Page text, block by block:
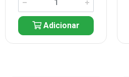
Adicionar